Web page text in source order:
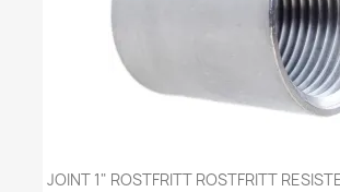
JOINT 1" ROSTFRITT ROSTFRITT